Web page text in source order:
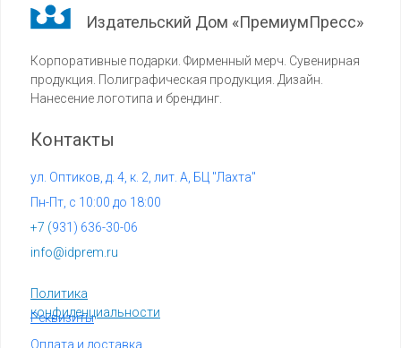
Издательский Дом «ПремиумПресс»
Корпоративные подарки. Фирменный мерч. Сувенирная
продукция. Полиграфическая продукция. Дизайн.
Нанесение логотипа и брендинг.
info@idprem.ru
Контакты
Политика
конфиденциальности
+7 (931) 636-30-06
Реквизиты
ул. Оптиков, д. 4, к. 2, лит. А, БЦ "Лахта"
Оплата и доставка
Пн-Пт, с 10:00 до 18:00